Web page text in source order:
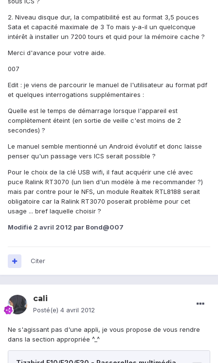
2. Niveau disque dur, la compatibilité est au format 3,5 pouces
Sata et capacité maximale de 3 To mais y-a-il un quelconque
intérêt à installer un 7200 tours et quid pour la mémoire cache ?
Merci d'avance pour votre aide.
007
Edit : je viens de parcourir le manuel de l'utilisateur au format pdf
et quelques interrogations supplémentaires :
Quelle est le temps de démarrage lorsque l'appareil est
complètement éteint (en sortie de veille c'est moins de 2
secondes) ?
Le manuel semble mentionné un Android évolutif et donc laisse
penser qu'un passage vers ICS serait possible ?
Pour le choix de la clé USB wifi, il faut acquérir une clé avec
puce Ralink RT3070 (un lien d'un modèle à me recommander ?)
mais par contre pour le NFS, un module Realtek RTL8188 serait
obligatoire car la Ralink RT3070 poserait problème pour cet
usage ... bref laquelle choisir ?
Modifié 2 avril 2012 par Bond@007
Citer
cali
Posté(e) 4 avril 2012
Ne s'agissant pas d'une appli, je vous propose de vous rendre
dans la section appropriée ^_^